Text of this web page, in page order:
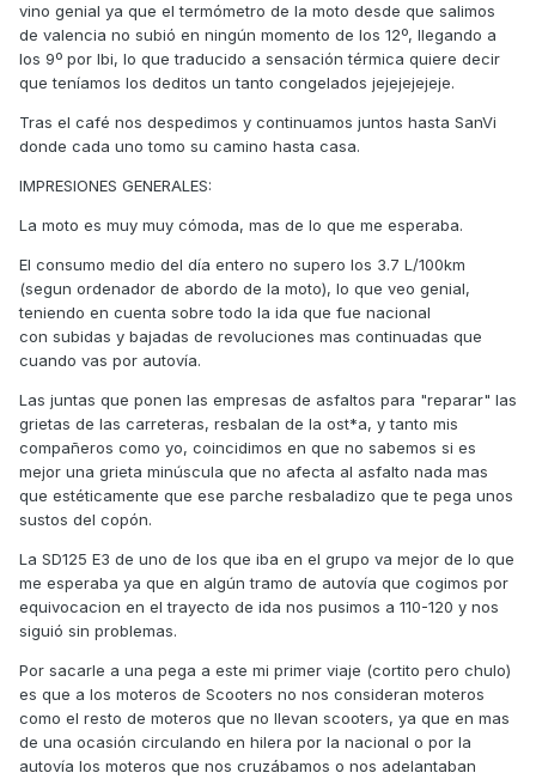
vino genial ya que el termómetro de la moto desde que salimos
de valencia no subió en ningún momento de los 12º, llegando a
los 9º por Ibi, lo que traducido a sensación térmica quiere decir
que teníamos los deditos un tanto congelados jejejejejeje.
Tras el café nos despedimos y continuamos juntos hasta SanVi
donde cada uno tomo su camino hasta casa.
IMPRESIONES GENERALES:
La moto es muy muy cómoda, mas de lo que me esperaba.
El consumo medio del día entero no supero los 3.7 L/100km
(segun ordenador de abordo de la moto), lo que veo genial,
teniendo en cuenta sobre todo la ida que fue nacional
con subidas y bajadas de revoluciones mas continuadas que
cuando vas por autovía.
Las juntas que ponen las empresas de asfaltos para "reparar" las
grietas de las carreteras, resbalan de la ost*a, y tanto mis
compañeros como yo, coincidimos en que no sabemos si es
mejor una grieta minúscula que no afecta al asfalto nada mas
que estéticamente que ese parche resbaladizo que te pega unos
sustos del copón.
La SD125 E3 de uno de los que iba en el grupo va mejor de lo que
me esperaba ya que en algún tramo de autovía que cogimos por
equivocacion en el trayecto de ida nos pusimos a 110-120 y nos
siguió sin problemas.
Por sacarle a una pega a este mi primer viaje (cortito pero chulo)
es que a los moteros de Scooters no nos consideran moteros
como el resto de moteros que no llevan scooters, ya que en mas
de una ocasión circulando en hilera por la nacional o por la
autovía los moteros que nos cruzábamos o nos adelantaban